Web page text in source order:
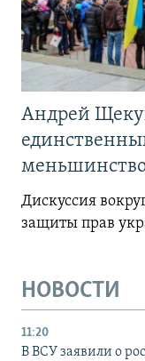
Андрей
Дискуссия
защиты прав
НОВОСТИ
11:20
В ВСУ заявили о